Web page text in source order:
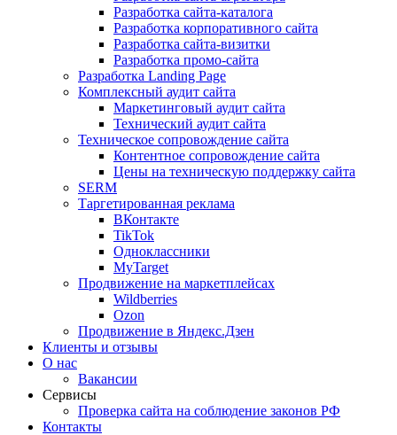
Разработка сайта-каталога
Разработка корпоративного сайта
Разработка сайта-визитки
Разработка промо-сайта
Разработка Landing Page
Комплексный аудит сайта
Маркетинговый аудит сайта
Технический аудит сайта
Техническое сопровождение сайта
Контентное сопровождение сайта
Цены на техническую поддержку сайта
SERM
Таргетированная реклама
ВКонтакте
TikTok
Одноклассники
MyTarget
Продвижение на маркетплейсах
Wildberries
Ozon
Продвижение в Яндекс.Дзен
Клиенты и отзывы
О нас
Вакансии
Сервисы
Проверка сайта на соблюдение законов РФ
Контакты